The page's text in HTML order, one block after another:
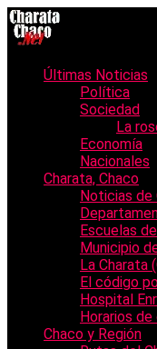
Últimas Noticias
Política
Sociedad
La
Economía
Nacionales
Charata, Chaco
Noticias de
Escuelas
Municipio
La Charata
El código
Hospital
Horarios
Chaco y Región